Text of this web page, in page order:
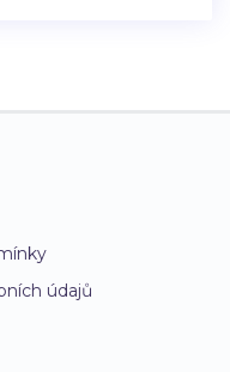
údajů